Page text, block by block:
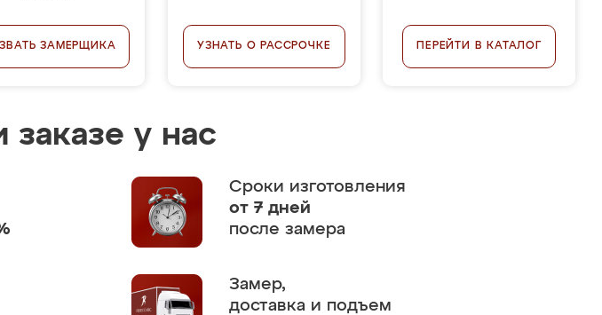
ЗАМЕРЩИКА УЗНАТЬ О РАССРОЧКЕ ПЕРЕЙТИ В КАТАЛОГ
заказе у нас
Сроки изготовления
от 7 дней
после замера
Замер,
доставка и подъем